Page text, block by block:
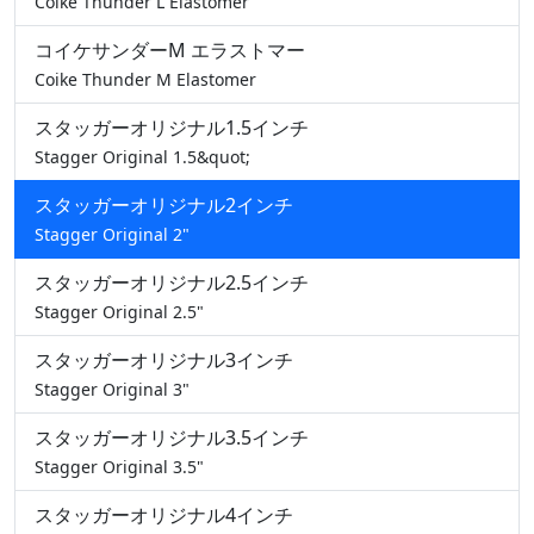
コイケサンダーM エラストマー
Coike Thunder M Elastomer
スタッガーオリジナル1.5インチ
Stagger Original 1.5&quot;
スタッガーオリジナル2インチ
Stagger Original 2"
スタッガーオリジナル2.5インチ
Stagger Original 2.5"
スタッガーオリジナル3インチ
Stagger Original 3"
スタッガーオリジナル3.5インチ
Stagger Original 3.5"
スタッガーオリジナル4インチ